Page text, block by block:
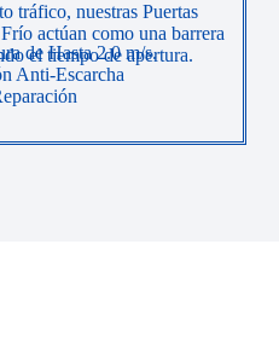
tráfico, nuestras Puertas
actúan como una barrera
el tiempo de apertura.
de Hasta 2.0 m/s.
Anti-Escarcha